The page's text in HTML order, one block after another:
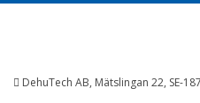
DehuTech AB, Mätslingan 22, SE-